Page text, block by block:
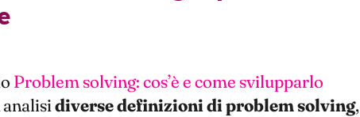
Problem solving: cos’è e come svilupparlo
diverse definizioni di problem solving,